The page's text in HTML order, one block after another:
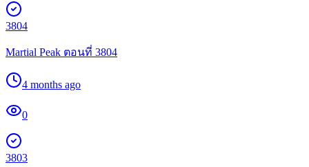
3804
Martial Peak ตอนที่ 3804
4 months ago
0
3803